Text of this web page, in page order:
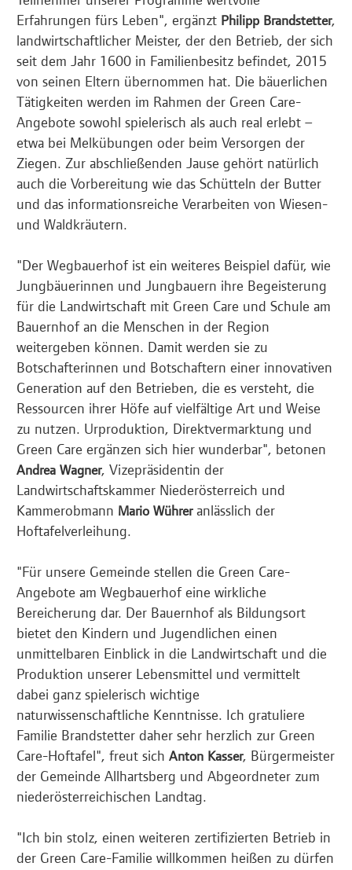
Erfahrungen fürs Leben", ergänzt Philipp Brandstetter,
landwirtschaftlicher Meister, der den Betrieb, der sich
seit dem Jahr 1600 in Familienbesitz befindet, 2015
von seinen Eltern übernommen hat. Die bäuerlichen
Tätigkeiten werden im Rahmen der Green Care-
Angebote sowohl spielerisch als auch real erlebt –
etwa bei Melkübungen oder beim Versorgen der
Ziegen. Zur abschließenden Jause gehört natürlich
auch die Vorbereitung wie das Schütteln der Butter
und das informationsreiche Verarbeiten von Wiesen-
und Waldkräutern.
"Der Wegbauerhof ist ein weiteres Beispiel dafür, wie
Jungbäuerinnen und Jungbauern ihre Begeisterung
für die Landwirtschaft mit Green Care und Schule am
Bauernhof an die Menschen in der Region
weitergeben können. Damit werden sie zu
Botschafterinnen und Botschaftern einer innovativen
Generation auf den Betrieben, die es versteht, die
Ressourcen ihrer Höfe auf vielfältige Art und Weise
zu nutzen. Urproduktion, Direktvermarktung und
Green Care ergänzen sich hier wunderbar", betonen
Andrea Wagner, Vizepräsidentin der
Landwirtschaftskammer Niederösterreich und
Kammerobmann Mario Wühreranlässlich der
Hoftafelverleihung.
"Für unsere Gemeinde stellen die Green Care-
Angebote am Wegbauerhof eine wirkliche
Bereicherung dar. Der Bauernhof als Bildungsort
bietet den Kindern und Jugendlichen einen
unmittelbaren Einblick in die Landwirtschaft und die
Produktion unserer Lebensmittel und vermittelt
dabei ganz spielerisch wichtige
naturwissenschaftliche Kenntnisse. Ich gratuliere
Familie Brandstetter daher sehr herzlich zur Green
Care-Hoftafel", freut sich Anton Kasser, Bürgermeister
der Gemeinde Allhartsberg und Abgeordneter zum
niederösterreichischen Landtag.
"Ich bin stolz, einen weiteren zertifizierten Betrieb in
der Green Care-Familie willkommen heißen zu dürfen